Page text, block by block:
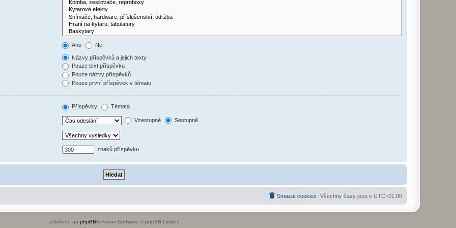
Ano Ne
Názvy příspěvků a jejich texty
Pouze text příspěvku
Pouze názvy příspěvků
Pouze první příspěvek v tématu
Příspěvky Témata
Vzestupně Sestupně
znaků příspěvku
Všechny časy jsou v UTC+01:00
Smazat cookies
Založeno na phpBB® Forum Software © phpBB Limited